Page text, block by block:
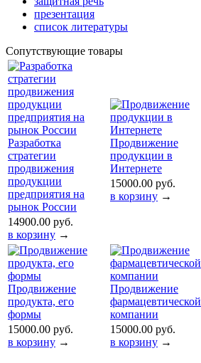
презентация
список литературы
Сопутствующие товары
Разработка
стратегии
продвижения
продукции
предприятия на
рынок России
14900.00 руб.
в корзину →
Продвижение
продукции в
Интернете
15000.00 руб.
в корзину →
Продвижение
продукта, его
формы
15000.00 руб.
в корзину →
Продвижение
фармацевтической
компании
15000.00 руб.
в корзину →